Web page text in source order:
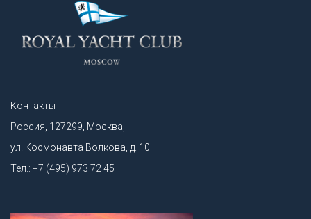
Контакты
Россия, 127299, Москва,
ул. Космонавта Волкова, д. 10
Тел.: +7 (495) 973 72 45